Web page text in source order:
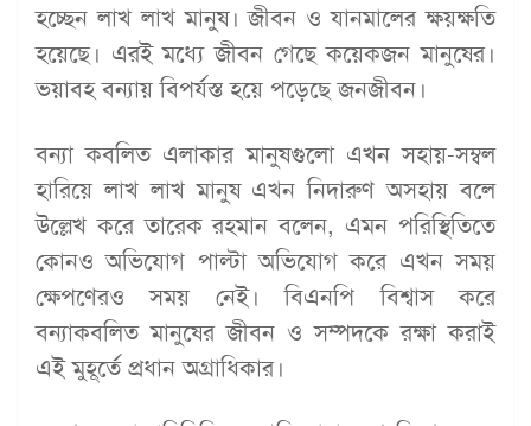
হচ্ছেন লাখ লাখ মানুষ। জীবন ও যানমালের ক্ষয়ক্ষতি
হয়েছে। এরই মধ্যে জীবন গেছে কয়েকজন মানুষের।
ভয়াবহ বন্যায় বিপর্যস্ত হয়ে পড়েছে জনজীবন।
বন্যা কবলিত এলাকার মানুষগুলো এখন সহায়-সম্বল
হারিয়ে লাখ লাখ মানুষ এখন নিদারুণ অসহায় বলে
উল্লেখ করে তারেক রহমান বলেন, এমন পরিস্থিতিতে
কোনও অভিযোগ পাল্টা অভিযোগ করে এখন সময়
ক্ষেপণেরও সময় নেই। বিএনপি বিশ্বাস করে
বন্যাকবলিত মানুষের জীবন ও সম্পদকে রক্ষা করাই
এই মুহূর্তে প্রধান অগ্রাধিকার।